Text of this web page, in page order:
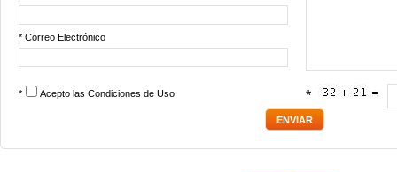
* Correo Electrónico
* Acepto las Condiciones de Uso *